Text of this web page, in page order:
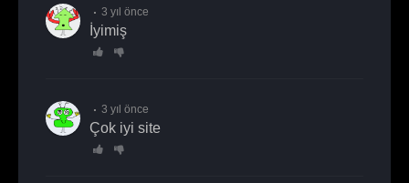
3 yıl önce
iyimiş
3 yıl önce
Çok iyi site